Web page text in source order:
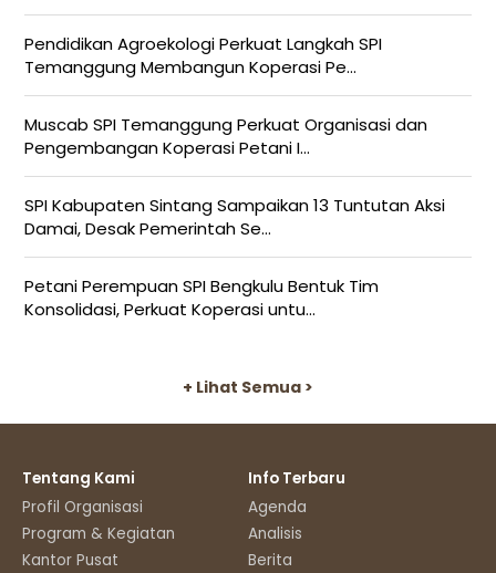
Pendidikan Agroekologi Perkuat Langkah SPI
Temanggung Membangun Koperasi Pe...
Muscab SPI Temanggung Perkuat Organisasi dan
Pengembangan Koperasi Petani I...
SPI Kabupaten Sintang Sampaikan 13 Tuntutan Aksi
Damai, Desak Pemerintah Se...
Petani Perempuan SPI Bengkulu Bentuk Tim
Konsolidasi, Perkuat Koperasi untu...
+ Lihat Semua >
Tentang Kami
Profil Organisasi
Program & Kegiatan
Kantor Pusat
Info Terbaru
Agenda
Analisis
Berita